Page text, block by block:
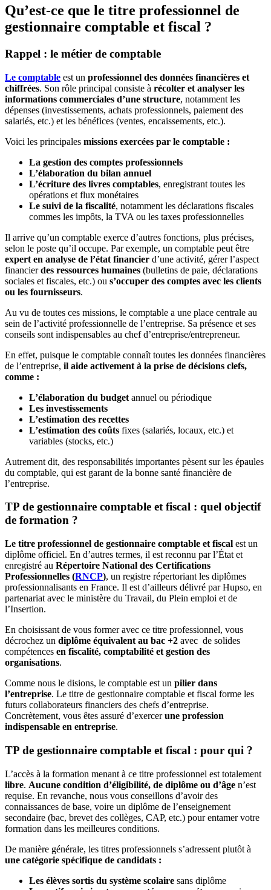
Qu’est-ce que le titre professionnel de
gestionnaire comptable et fiscal ?
Rappel : le métier de comptable
Le comptable est un professionnel des données financières et
chiffrées. Son rôle principal consiste à récolter et analyser les
informations commerciales d’une structure, notamment les
dépenses (investissements, achats professionnels, paiement des
salariés, etc.) et les bénéfices (ventes, encaissements, etc.).
Voici les principales missions exercées par le comptable :
La gestion des comptes professionnels
L’élaboration du bilan annuel
L’écriture des livres comptables, enregistrant toutes les
opérations et flux monétaires
Le suivi de la fiscalité, notamment les déclarations fiscales
commes les impôts, la TVA ou les taxes professionnelles
Il arrive qu’un comptable exerce d’autres fonctions, plus précises,
selon le poste qu’il occupe. Par exemple, un comptable peut être
expert en analyse de l’état financier d’une activité, gérer l’aspect
financierdes ressources humaines (bulletins de paie, déclarations
sociales et fiscales, etc.) ou s’occuper des comptes avec les clients
ou les fournisseurs.
Au vu de toutes ces missions, le comptable a une place centrale au
sein de l’activité professionnelle de l’entreprise. Sa présence et ses
conseils sont indispensables au chef d’entreprise/entrepreneur.
En effet, puisque le comptable connaît toutes les données financières
de l’entreprise, il aide activement à la prise de décisions clefs,
comme :
L’élaboration du budget annuel ou périodique
Les investissements
L’estimation des recettes
L’estimation des coûts fixes (salariés, locaux, etc.) et
variables (stocks, etc.)
Autrement dit, des responsabilités importantes pèsent sur les épaules
du comptable, qui est garant de la bonne santé financière de
l’entreprise.
TP de gestionnaire comptable et fiscal : quel objectif
de formation ?
Le titre professionnel de gestionnaire comptable et fiscal est un
diplôme officiel. En d’autres termes, il est reconnu par l’État et
enregistré au Répertoire National des Certifications
Professionnelles (RNCP), un registre répertoriant les diplômes
professionnalisants en France. Il est d’ailleurs délivré par Hupso, en
partenariat avec le ministère du Travail, du Plein emploi et de
l’Insertion.
En choisissant de vous former avec ce titre professionnel, vous
décrochez un diplôme équivalent au bac +2 avec de solides
compétences en fiscalité, comptabilité et gestion des
organisations.
Comme nous le disions, le comptable est un pilier dans
l’entreprise. Le titre de gestionnaire comptable et fiscal forme les
futurs collaborateurs financiers des chefs d’entreprise.
Concrètement, vous êtes assuré d’exercerune profession
indispensable en entreprise.
TP de gestionnaire comptable et fiscal : pour qui ?
L’accès à la formation menant à ce titre professionnel est totalement
libre. Aucune condition d’éligibilité, de diplôme ou d’âge n’est
requise. En revanche, nous vous conseillons d’avoir des
connaissances de base, voire un diplôme de l’enseignement
secondaire (bac, brevet des collèges, CAP, etc.) pour entamer votre
formation dans les meilleures conditions.
De manière générale, les titres professionnels s’adressent plutôt à
une catégorie spécifique de candidats :
Les élèves sortis du système scolaire sans diplôme